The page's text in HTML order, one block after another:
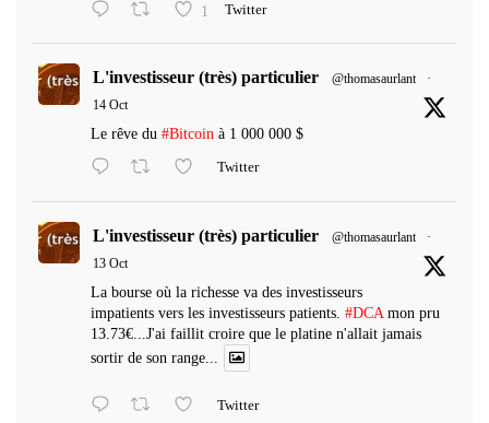
1 Twitter
L'investisseur (très) particulier @thomasaurlant
·
14 Oct
Le rêve du #Bitcoin à 1 000 000 $
Twitter
L'investisseur (très) particulier @thomasaurlant
·
13 Oct
La bourse où la richesse va des investisseurs
impatients vers les investisseurs patients. #DCA mon pru
13.73€...J'ai faillit croire que le platine n'allait jamais
sortir de son range...
Twitter